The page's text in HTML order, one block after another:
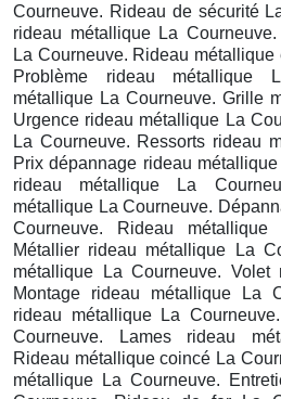
Courneuve. Rideau de sécurité
rideau métallique La
La Courneuve. Rideau
Problème rideau métallique
métallique La Courneuve. Grille
Urgence rideau métallique La
La Courneuve. Ressorts rideau
Prix dépannage rideau
rideau métallique La
métallique La Courneuve.
Courneuve. Rideau
Métallier rideau métallique La
métallique La Courneuve. Volet
Montage rideau métallique La
rideau métallique La
Courneuve. Lames rideau
Rideau métallique coincé La
métallique La Courneuve.